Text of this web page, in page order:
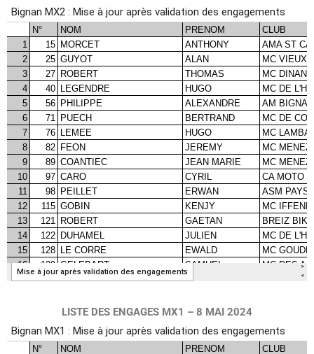
LISTE DES ENGAGES MX1 – 8 MAI 2024